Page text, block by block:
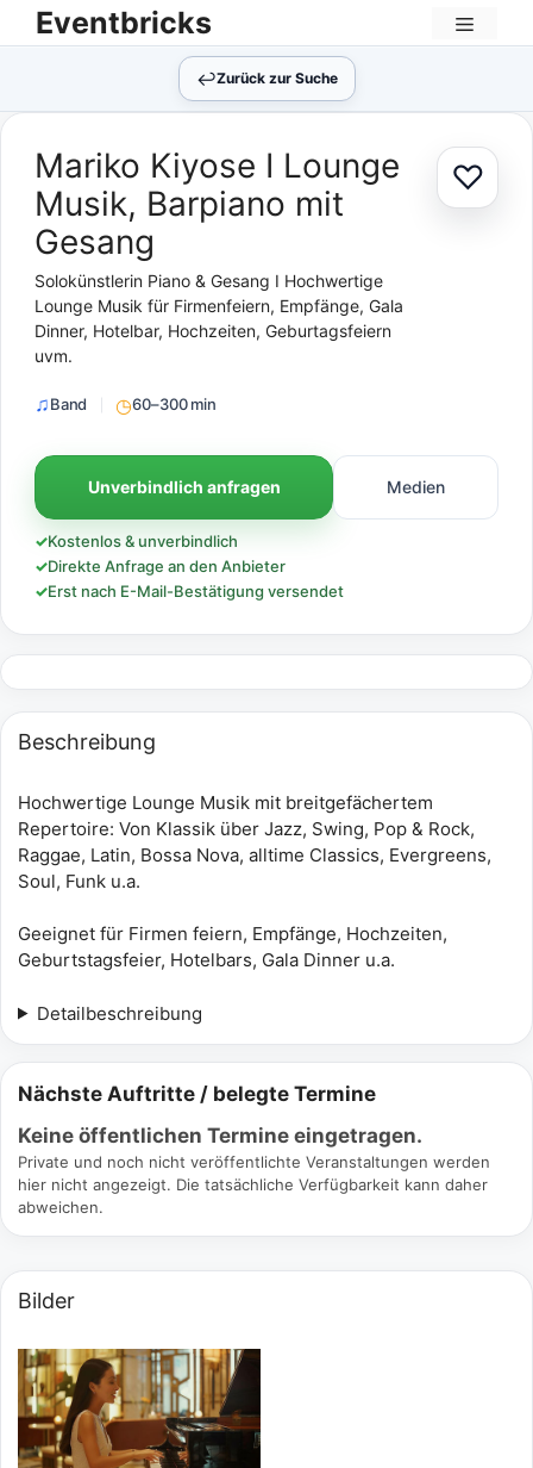
Zum
Inhalt
Eventbricks
Menü
↩︎Zurück zur Suche
♡Zur
Mariko Kiyose I Lounge
Musik, Barpiano mit
Gesang
Solokünstlerin Piano & Gesang I Hochwertige
Lounge Musik für Firmenfeiern, Empfänge, Gala
Dinner, Hotelbar, Hochzeiten, Geburtagsfeiern
uvm.
Band 60–300 min
Unverbindlich anfragen Medien
✓Kostenlos & unverbindlich
✓Direkte Anfrage an den Anbieter
✓Erst nach E-Mail-Bestätigung versendet
Beschreibung
Hochwertige Lounge Musik mit breitgefächertem
Repertoire: Von Klassik über Jazz, Swing, Pop & Rock,
Raggae, Latin, Bossa Nova, alltime Classics, Evergreens,
Soul, Funk u.a.
Geeignet für Firmen feiern, Empfänge, Hochzeiten,
Geburtstagsfeier, Hotelbars, Gala Dinner u.a.
Detailbeschreibung
Nächste Auftritte / belegte Termine
Keine öffentlichen Termine eingetragen.
Private und noch nicht veröffentlichte Veranstaltungen werden
hier nicht angezeigt. Die tatsächliche Verfügbarkeit kann daher
abweichen.
Bilder